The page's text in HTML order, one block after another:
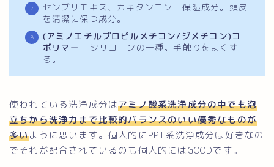
センブリエキス、カキタンニン…保湿成分。頭皮
を清潔に保つ成分。
(アミノエチルプロピルメチコン/ジメチコン)コ
ポリマー …シリコーンの一種。手触りをよくす
る。
使われている洗浄成分はアミノ酸系洗浄成分の中でも泡
立ちから洗浄力まで比較的バランスのいい優秀なものが
多いように思います。個人的にPPT系洗浄成分は好きなの
でそれが配合されているのも個人的にはGOODです。